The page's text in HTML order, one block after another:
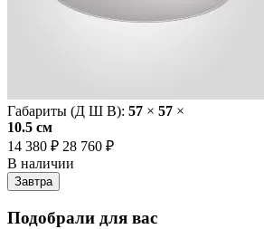
Габариты (Д Ш В): 57 × 57 ×
10.5 cм
14 380 ₽ 28 760 ₽
В наличии
Завтра
Подобрали для вас